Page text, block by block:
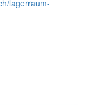
lagerraum-